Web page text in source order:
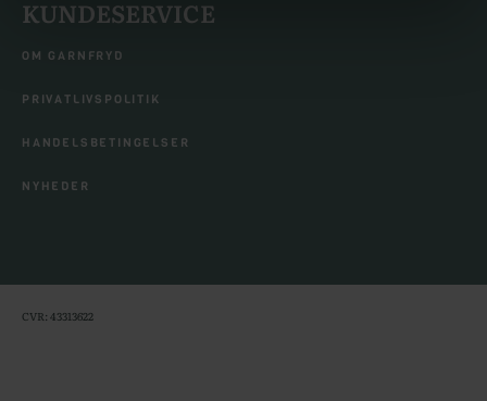
KUNDESERVICE
OM GARNFRYD
PRIVATLIVSPOLITIK
HANDELSBETINGELSER
NYHEDER
CVR: 43313622